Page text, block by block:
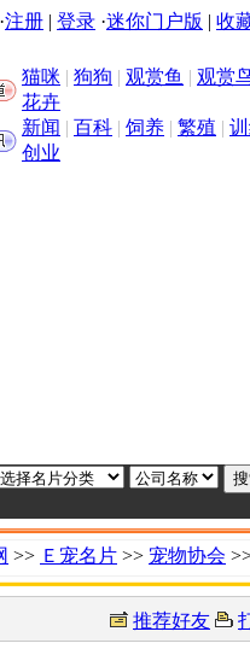
·注册 | 登录 ·迷你门户版 | 收
猫咪 | 狗狗 | 观赏鱼 | 观赏
花卉
新闻 | 百科 | 饲养 | 繁殖 |
创业
>> Ｅ宠名片 >> 宠物协会
推荐好友